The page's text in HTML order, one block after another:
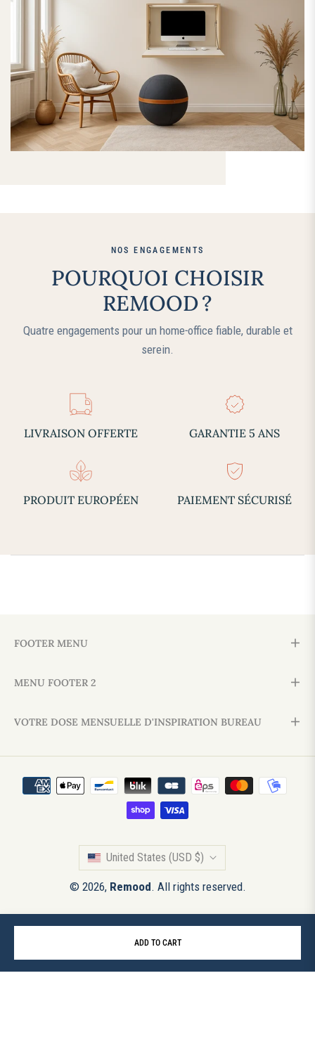
ADD TO CART
NOS ENGAGEMENTS
POURQUOI CHOISIR
REMOOD ?
Quatre engagements pour un home‑office fiable, durable et
serein.
LIVRAISON OFFERTE GARANTIE 5 ANS
PRODUIT EUROPÉEN PAIEMENT SÉCURISÉ
FOOTER MENU
MENU FOOTER 2
VOTRE DOSE MENSUELLE D'INSPIRATION BUREAU
United States (USD $)
© 2026, Remood. All rights reserved.